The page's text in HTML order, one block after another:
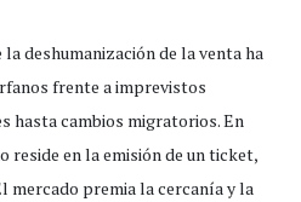
la deshumanización de la venta ha
frente a imprevistos
hasta cambios migratorios. En
reside en la emisión de un ticket,
mercado premia la cercanía y la